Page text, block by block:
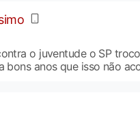
o juventude o SP
bons anos que isso não